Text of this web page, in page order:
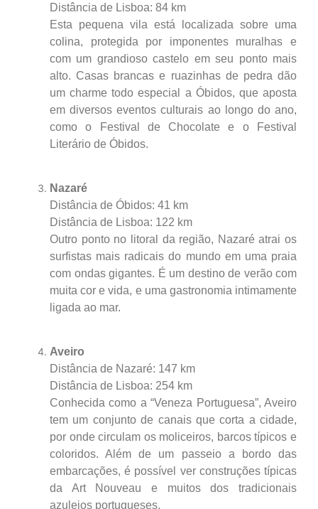
Distância de Lisboa: 84 km
Esta pequena vila está localizada sobre uma
colina, protegida por imponentes muralhas e
com um grandioso castelo em seu ponto mais
alto. Casas brancas e ruazinhas de pedra dão
um charme todo especial a Óbidos, que aposta
em diversos eventos culturais ao longo do ano,
como o Festival de Chocolate e o Festival
Literário de Óbidos.
Nazaré
Distância de Óbidos: 41 km
Distância de Lisboa: 122 km
Outro ponto no litoral da região, Nazaré atrai os
surfistas mais radicais do mundo em uma praia
com ondas gigantes. É um destino de verão com
muita cor e vida, e uma gastronomia intimamente
ligada ao mar.
Aveiro
Distância de Nazaré: 147 km
Distância de Lisboa: 254 km
Conhecida como a “Veneza Portuguesa”, Aveiro
tem um conjunto de canais que corta a cidade,
por onde circulam os moliceiros, barcos típicos e
coloridos. Além de um passeio a bordo das
embarcações, é possível ver construções típicas
da Art Nouveau e muitos dos tradicionais
azulejos portugueses.